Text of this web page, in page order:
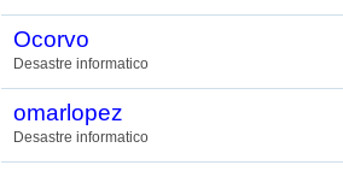
Ocorvo
Desastre informatico
omarlopez
Desastre informatico